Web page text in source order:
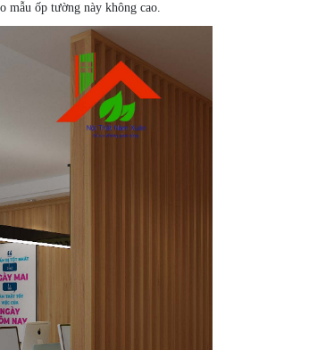
mẫu ốp tường này không cao.